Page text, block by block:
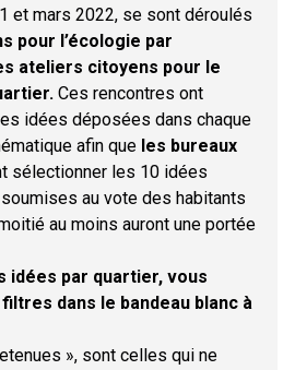
et mars 2022, se sont déroulés
pour l’écologie par
ateliers citoyens pour le
Ces rencontres ont
idées déposées dans chaque
afin que les bureaux
sélectionner les 10 idées
au vote des habitants
au moins auront une portée
idées par quartier, vous
dans le bandeau blanc à
», sont celles qui ne